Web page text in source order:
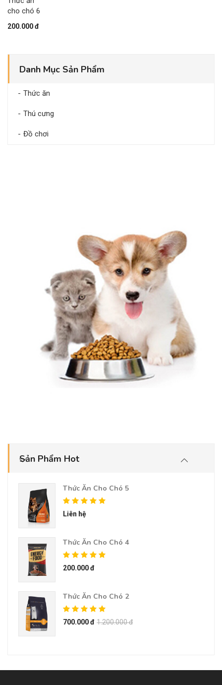
6
cho chó 6
200.000 đ
Danh Mục Sản Phẩm
Thức ăn
Thú cưng
Đồ chơi
Sản Phẩm Hot
Thức Ăn Cho Chó 4
200.000 đ
Thức Ăn Cho Chó 2
700.000 đ
Thức Ăn Cho Chó 5
Liên hệ
Thức Ăn Cho Chó 4
200.000 đ
Thức Ăn Cho Chó 2
700.000 đ 1.200.000 đ